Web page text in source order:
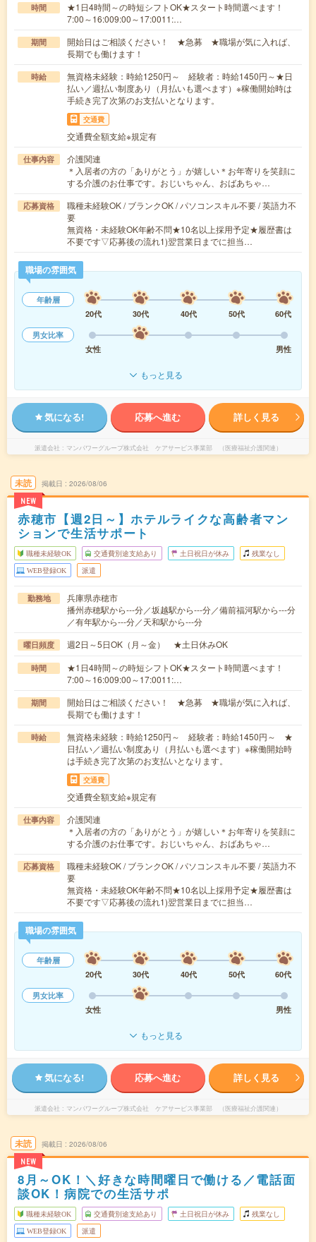
時間
★1日4時間～の時短シフトOK★スタート時間選べます！
7:00～16:009:00～17:0011:…
期間
開始日はご相談ください！ ★急募 ★職場が気に入れば、
長期でも働けます！
時給
無資格未経験：時給1250円～ 経験者：時給1450円～★日
払い／週払い制度あり（月払いも選べます）※稼働開始時は
手続き完了次第のお支払いとなります。
交通費
交通費全額支給※規定有
仕事内容
介護関連
＊入居者の方の「ありがとう」が嬉しい＊お年寄りを笑顔に
する介護のお仕事です。おじいちゃん、おばあちゃ…
応募資格
職種未経験OK / ブランクOK / パソコンスキル不要 / 英語力不
要
無資格・未経験OK年齢不問★10名以上採用予定★履歴書は
不要です▽応募後の流れ1)翌営業日までに担当…
職場の雰囲気
年齢層
20代
30代 40代 50代
60代
男女比率
女性
男性
もっと見る
気になる! 応募へ進む 詳しく見る
派遣会社 マンパワーグループ株式会社 ケアサービス事業部 （医療福祉介護関連）
未読
NEW
掲載日 2026/08/06
赤穂市【週2日～】ホテルライクな高齢者マン
ションで生活サポート
職種未経験OK 交通費別途支給あり 土日祝日が休み 残業なし
WEB登録OK 派遣
勤務地
兵庫県赤穂市
播州赤穂駅から---分／坂越駅から---分／備前福河駅から---分
／有年駅から---分／天和駅から---分
曜日頻度 週2日～5日OK（月～金） ★土日休みOK
時間
★1日4時間～の時短シフトOK★スタート時間選べます！
7:00～16:009:00～17:0011:…
期間
開始日はご相談ください！ ★急募 ★職場が気に入れば、
長期でも働けます！
時給
無資格未経験：時給1250円～ 経験者：時給1450円～ ★
日払い／週払い制度あり（月払いも選べます）※稼働開始時
は手続き完了次第のお支払いとなります。
交通費
交通費全額支給※規定有
仕事内容
介護関連
＊入居者の方の「ありがとう」が嬉しい＊お年寄りを笑顔に
する介護のお仕事です。おじいちゃん、おばあちゃ…
応募資格
職種未経験OK / ブランクOK / パソコンスキル不要 / 英語力不
要
無資格・未経験OK年齢不問★10名以上採用予定★履歴書は
不要です▽応募後の流れ1)翌営業日までに担当…
職場の雰囲気
年齢層
20代
30代 40代 50代
60代
男女比率
女性
男性
もっと見る
気になる! 応募へ進む 詳しく見る
派遣会社 マンパワーグループ株式会社 ケアサービス事業部 （医療福祉介護関連）
未読
NEW
掲載日 2026/08/06
8月～OK！＼好きな時間曜日で働ける／電話面
談OK！病院での生活サポ
職種未経験OK 交通費別途支給あり 土日祝日が休み 残業なし
WEB登録OK 派遣